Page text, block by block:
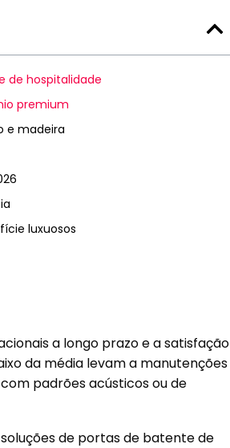
de hospitalidade
premium
e madeira
luxuosos
a longo prazo e a satisfação
da média levam a manutenções
padrões acústicos ou de
de portas de batente de